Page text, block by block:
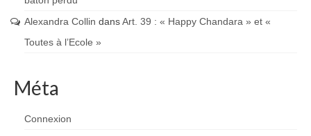
Alexandra Collin dansArt. 39 : « Happy Chandara » et «
Toutes à l’Ecole »
Méta
Connexion